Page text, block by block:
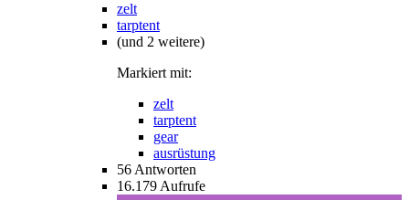
zelt
tarptent
(und 2 weitere)
Markiert mit:
zelt
tarptent
gear
ausrüstung
56 Antworten
16.179 Aufrufe